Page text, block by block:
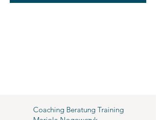
Coaching Beratung Training